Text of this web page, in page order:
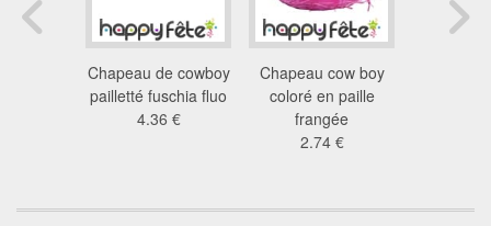
Chapeau de cowboy
pailletté fuschia fluo
4.36 €
Chapeau cow boy
coloré en paille
frangée
2.74 €